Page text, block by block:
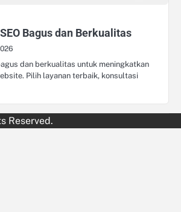
Bagus dan Berkualitas
dan berkualitas untuk meningkatkan
Pilih layanan terbaik, konsultasi
Reserved.